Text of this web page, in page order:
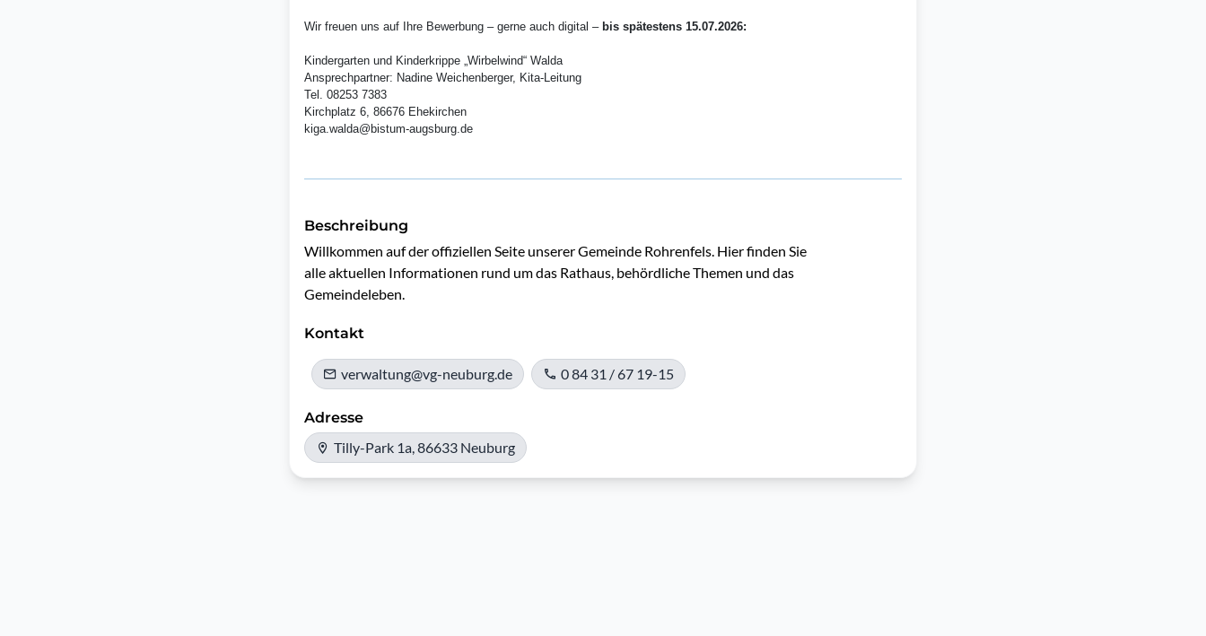
Wir freuen uns auf Ihre Bewerbung – gerne auch digital – bis spätestens 15.07.2026:
Kindergarten und Kinderkrippe „Wirbelwind“ Walda
Ansprechpartner: Nadine Weichenberger, Kita-Leitung
Tel. 08253 7383
Kirchplatz 6, 86676 Ehekirchen
kiga.walda@bistum-augsburg.de
Beschreibung
Willkommen auf der offiziellen Seite unserer Gemeinde Rohrenfels. Hier finden Sie
alle aktuellen Informationen rund um das Rathaus, behördliche Themen und das
Gemeindeleben.
Kontakt
verwaltung@vg-neuburg.de 0 84 31 / 67 19-15
Adresse
Tilly-Park 1a, 86633 Neuburg